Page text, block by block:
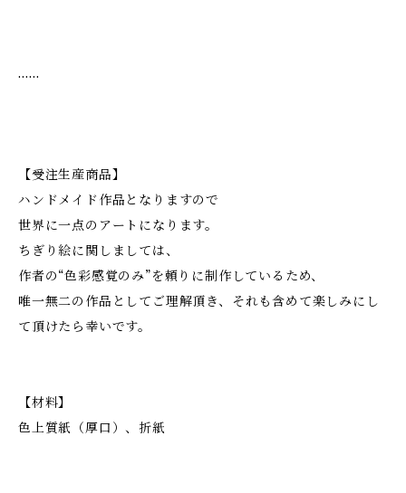
……
【受注生産商品】
ハンドメイド作品となりますので
世界に一点のアートになります。
ちぎり絵に関しましては、
作者の“色彩感覚のみ”を頼りに制作しているため、
唯一無二の作品としてご理解頂き、それも含めて楽しみにし
て頂けたら幸いです。
【材料】
色上質紙（厚口）、折紙